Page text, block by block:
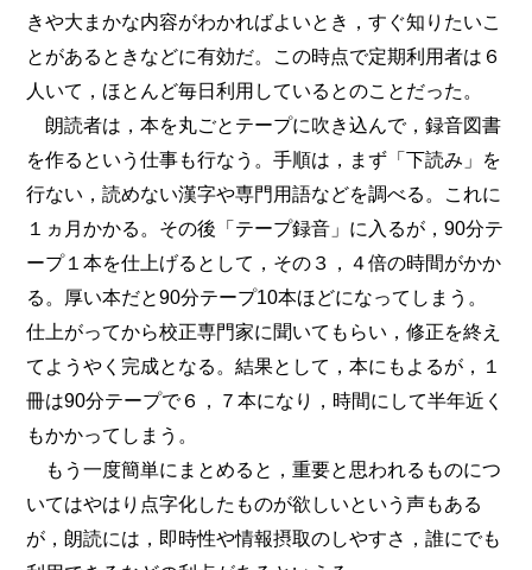
きや大まかな内容がわかればよいとき，すぐ知りたいこ
とがあるときなどに有効だ。この時点で定期利用者は６
人いて，ほとんど毎日利用しているとのことだった。
朗読者は，本を丸ごとテープに吹き込んで，録音図書
を作るという仕事も行なう。手順は，まず「下読み」を
行ない，読めない漢字や専門用語などを調べる。これに
１ヵ月かかる。その後「テープ録音」に入るが，90分テ
ープ１本を仕上げるとして，その３，４倍の時間がかか
る。厚い本だと90分テープ10本ほどになってしまう。
仕上がってから校正専門家に聞いてもらい，修正を終え
てようやく完成となる。結果として，本にもよるが，１
冊は90分テープで６，７本になり，時間にして半年近く
もかかってしまう。
もう一度簡単にまとめると，重要と思われるものにつ
いてはやはり点字化したものが欲しいという声もある
が，朗読には，即時性や情報摂取のしやすさ，誰にでも